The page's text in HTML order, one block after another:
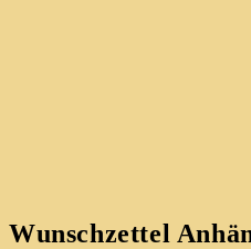
Wunschzettel